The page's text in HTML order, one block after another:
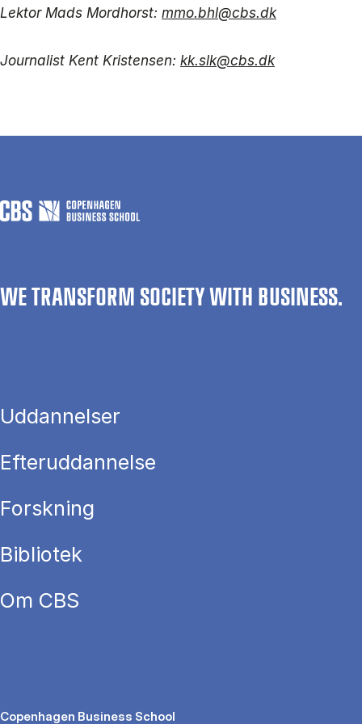
Lektor Mads Mordhorst: mmo.bhl@cbs.dk
Journalist Kent Kristensen: kk.slk@cbs.dk
WE TRANSFORM SOCIETY WITH BUSINESS.
Uddannelser
Efteruddannelse
Forskning
Bibliotek
Om CBS
Copenhagen Business School